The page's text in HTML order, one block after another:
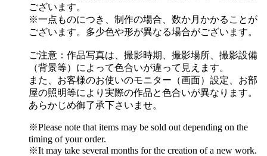
ございます。
※一点ものにつき、制作の場合、数か月かかることが
ございます。多少色や形が異なる場合がございます。
ご注意：作品写真は、撮影時期、撮影場所、撮影設備
（背景等）によって色合いが違って見えます。
また、お客様のお使いのモニター（画面）設定、お部
屋の照明等により実際の作品と色合いが異なります。
あらかじめ御了承下さいませ。
※Please note that items may be sold out depending on the
timing of your order.
※It may take several months for the creation of a new work.